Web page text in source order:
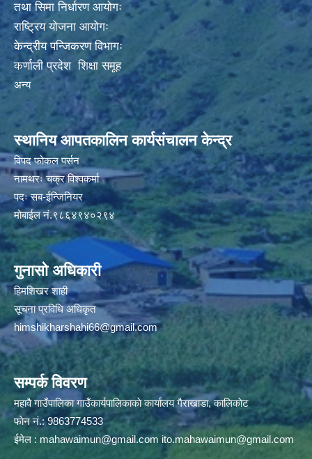
तथा सिमा निर्धारण आयोगः
राष्ट्रिय योजना आयोगः
केन्द्रीय पन्जिकरण विभागः
कर्णाली प्रदेश शिक्षा समूह
अन्य
स्थानिय आपतकालिन कार्यसंचालन केन्द्र
विपद फोकल पर्सन
नामथरः चक्र विश्वकर्मा
पदः सब-ईन्जिनियर
मोबाईल नं.९८६४९४०२९४
गुनासो अधिकारी
हिमशिखर शाही
सूचना प्रविधि अधिकृत
himshikharshahi66@gmail.com
सम्पर्क विवरण
महावै गाउँपालिका गाउँकार्यपालिकाकाे कार्यालय गैराखाडा, कालिकाेट
फाेन नं.: 9863774533
ईमेल : mahawaimun@gmail.com ito.mahawaimun@gmail.com